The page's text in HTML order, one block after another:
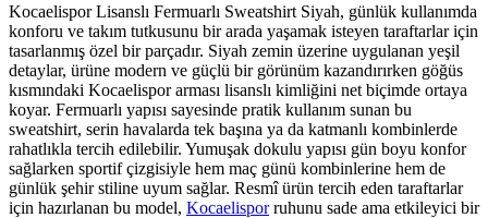
Kocaelispor Lisanslı Fermuarlı Sweatshirt Siyah, günlük kullanımda
konforu ve takım tutkusunu bir arada yaşamak isteyen taraftarlar için
tasarlanmış özel bir parçadır. Siyah zemin üzerine uygulanan yeşil
detaylar, ürüne modern ve güçlü bir görünüm kazandırırken göğüs
kısmındaki Kocaelispor arması lisanslı kimliğini net biçimde ortaya
koyar. Fermuarlı yapısı sayesinde pratik kullanım sunan bu
sweatshirt, serin havalarda tek başına ya da katmanlı kombinlerde
rahatlıkla tercih edilebilir. Yumuşak dokulu yapısı gün boyu konfor
sağlarken sportif çizgisiyle hem maç günü kombinlerine hem de
günlük şehir stiline uyum sağlar. Resmî ürün tercih eden taraftarlar
için hazırlanan bu model, Kocaelisporruhunu sade ama etkileyici bir